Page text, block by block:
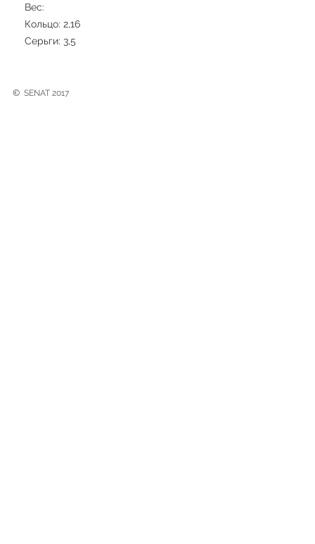
Вес:
Кольцо: 2,16
Серьги: 3,5
© SENAT 2017